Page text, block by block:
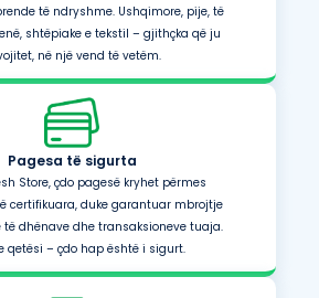
të ndryshme. Ushqimore, pije, të
shtëpiake e tekstil – gjithçka që ju
në një vend të vetëm.
Pagesa të sigurta
Store, çdo pagesë kryhet përmes
certifikuara, duke garantuar mbrojtje
dhënave dhe transaksioneve tuaja.
qetësi – çdo hap është i sigurt.